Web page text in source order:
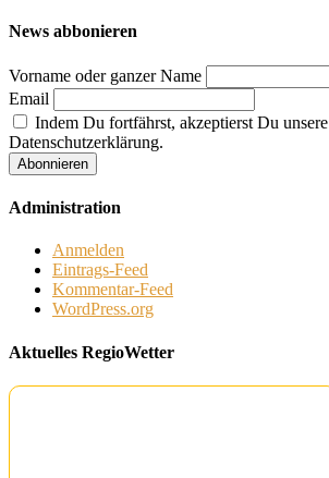
News abbonieren
Vorname oder ganzer Name
Email
Indem Du fortfährst, akzeptierst Du unsere
Datenschutzerklärung.
Administration
Anmelden
Eintrags-Feed
Kommentar-Feed
WordPress.org
Aktuelles RegioWetter